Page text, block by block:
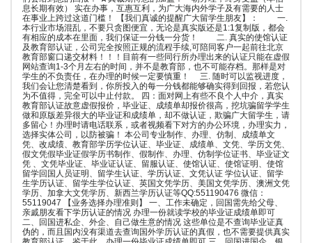
息长期有效） 实在办事，互惠互利，为广大海内外学子及有需要的人士
在事业上跨过这道门槛！ 【我们真诚的提醒广大留学生朋友】： 一.
本行业市场混乱，不要只贪图便宜，无论是真实版还是1:1复制版，都会
有相应的成本在里面，我们保证一分钱一分货！ 二. 真实的使馆认证
及教育部认证，公司完全按照正规的流程手续,可陪同客户一起前往北京
教育部窗口递交材料！！！目前有一些同行所办理出来的认证只能在虚假
网站查询1-3个月左右的时间，并不是教育部，也不可能存档。那样是对
学生的不负责任，在办理的时候一定要慎重！ 三. 随时可以监视进度，
我们会让您清楚看到，你所投入的每一分钱都能够确实得到回报，若您认
为不值得，完全可以中止付款。 四：面对网上有些不良个人中介，真实
教育部认证故意虚假报价，毕业证、成绩单却报价很高，挖坑骗留学学生
做和原版差异很大的毕业证和成绩单，却不做认证，欺骗广大留学生，请
多留心！办理时请电话联系，或者视频看下对方的办公环境，办理实力，
选择实体公司，以防被骗！ 本公司专业制作、办理、仿制、成绩单文
凭、改成绩、教育部学历学位认证、毕业证、成绩单、文凭、学历文凭、
假文凭假毕业证假学历书制作、假制作、办理、仿制学位证书、毕业证文
凭 、文凭毕业证、毕业证认证、留服认证、使馆认证、使馆证明、使馆
留学回国人员证明、留学生认证、学历认证、文凭认证 学位认证、留学
生学历认证、留学生学位认证、英国文凭学历、美国文凭学历、澳洲文凭
学历、加拿大文凭学历、新西兰学历认证等QQ:551190476 微信：
55119047 【业务选择办理准则】 一、工作未确定，回国需先给父母、
亲戚朋友看下学历认证的情况 办理一份就读学校的毕业证成绩单即可
二、回国进私企、外企、自己做生意的情况 这些单位是不查询毕业证真
伪的，而且国内没有渠道去查询国外学历认证的真假，也不需要提供真实